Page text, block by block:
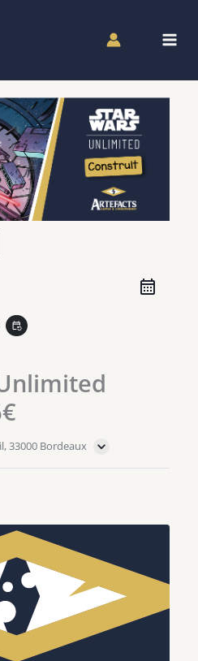
event_repeat
33000 Bordeaux